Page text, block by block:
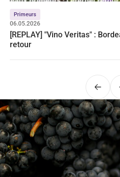
Primeurs
06.05.2026
[REPLAY] "Vino Veritas" :
retour